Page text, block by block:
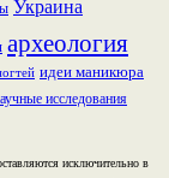
Украина
археология
идеи маникюра
исследования
исключительно в